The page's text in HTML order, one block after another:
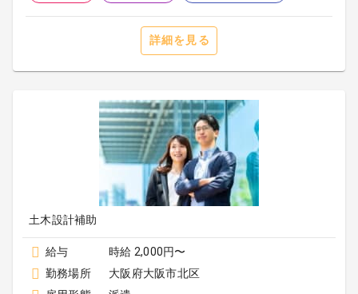
詳細を見る
土木設計補助
給与
時給 2,000円〜
勤務場所
大阪府大阪市北区